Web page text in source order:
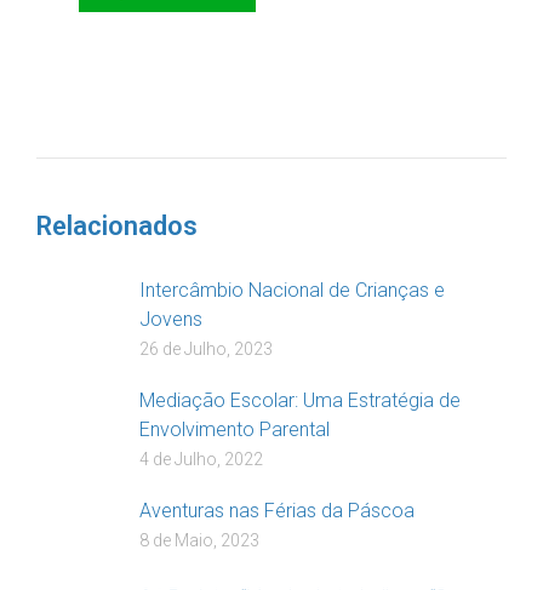
Relacionados
Intercâmbio Nacional de Crianças e
Jovens
26 de Julho, 2023
Mediação Escolar: Uma Estratégia de
Envolvimento Parental
4 de Julho, 2022
Aventuras nas Férias da Páscoa
8 de Maio, 2023